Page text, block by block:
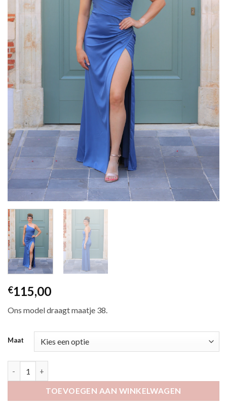
€115,00
Ons model draagt maatje 38.
Maat
TOEVOEGEN AAN WINKELWAGEN